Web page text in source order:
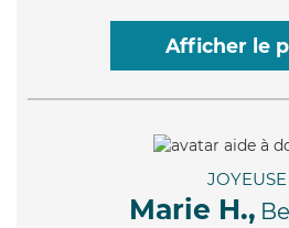
Afficher le
JOYEUSE
Marie H.,